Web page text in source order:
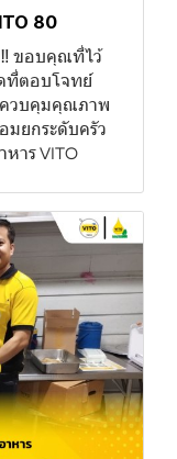
80
ขอบคุณที่ไว้
ดที่ตอบโจทย์
ควบคุมคุณภาพ
มยกระดับครัว
าร VITO